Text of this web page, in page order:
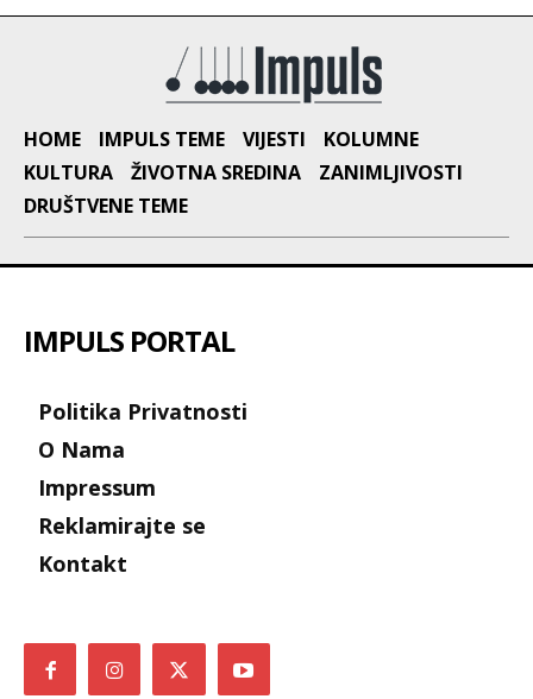
HOME IMPULS TEME VIJESTI
KOLUMNE
KULTURA
ŽIVOTNA SREDINA
ZANIMLJIVOSTI
DRUŠTVENE TEME
IMPULS PORTAL
Politika Privatnosti
O Nama
Impressum
Reklamirajte se
Kontakt